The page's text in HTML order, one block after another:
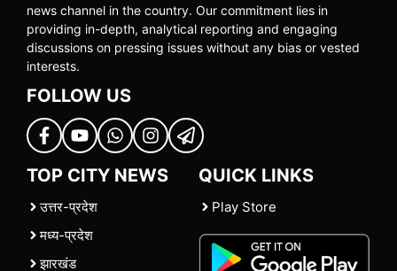
news channel in the country. Our commitment lies in
providing in-depth, analytical reporting and engaging
discussions on pressing issues without any bias or vested
interests.
FOLLOW US
TOP CITY NEWS
उत्तर-प्रदेश
मध्य-प्रदेश
झारखंड
QUICK LINKS
Play Store